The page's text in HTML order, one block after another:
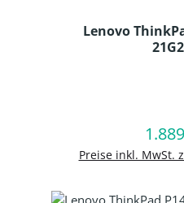
Lenovo
Preise inkl. MwSt.
In den